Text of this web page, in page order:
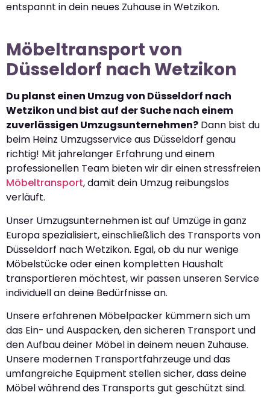
entspannt in dein neues Zuhause in Wetzikon.
Möbeltransport von
Düsseldorf nach Wetzikon
Du planst einen Umzug von Düsseldorf nach
Wetzikon und bist auf der Suche nach einem
zuverlässigen Umzugsunternehmen? Dann bist du
beim Heinz Umzugsservice aus Düsseldorf genau
richtig! Mit jahrelanger Erfahrung und einem
professionellen Team bieten wir dir einen stressfreien
Möbeltransport, damit dein Umzug reibungslos
verläuft.
Unser Umzugsunternehmen ist auf Umzüge in ganz
Europa spezialisiert, einschließlich des Transports von
Düsseldorf nach Wetzikon. Egal, ob du nur wenige
Möbelstücke oder einen kompletten Haushalt
transportieren möchtest, wir passen unseren Service
individuell an deine Bedürfnisse an.
Unsere erfahrenen Möbelpacker kümmern sich um
das Ein- und Auspacken, den sicheren Transport und
den Aufbau deiner Möbel in deinem neuen Zuhause.
Unsere modernen Transportfahrzeuge und das
umfangreiche Equipment stellen sicher, dass deine
Möbel während des Transports gut geschützt sind.